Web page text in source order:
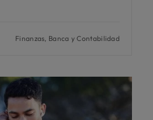
Finanzas, Banca y Contabilidad